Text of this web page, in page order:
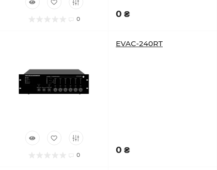
0 0 ₴
0
EVAC-240RT
0 ₴